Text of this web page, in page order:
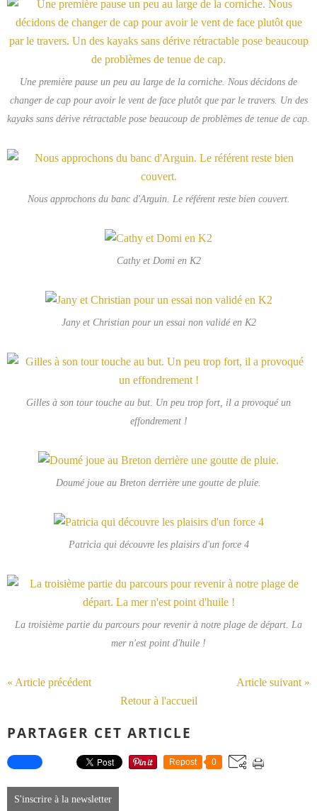
Une première pause un peu au large de la corniche. Nous décidons de
changer de cap pour avoir le vent de face plutôt que par le travers. Un des
kayaks sans dérive rétractable pose beaucoup de problèmes de tenue de cap.
Nous approchons du banc d'Arguin. Le référent reste bien couvert.
Cathy et Domi en K2
Jany et Christian pour un essai non validé en K2
Gilles à son tour touche au but. Un peu trop fort, il a provoqué un
effondrement !
Doumé joue au Breton derrière une goutte de pluie.
Patricia qui découvre les plaisirs d'un force 4
La troisième partie du parcours pour revenir à notre plage de départ. La
mer n'est point d'huile !
« Article précédent
Article suivant »
Retour à l'accueil
PARTAGER CET ARTICLE
Repost 0
S'inscrire à la newsletter